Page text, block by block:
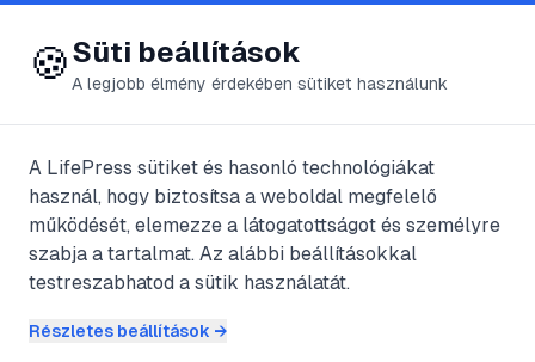
😍 LifePress
@Ronika
2022. június 8. 3 perc olvasás
Mit együnk a
terhesség utolsó
🍪Süti beállítások
A legjobb élmény érdekében sütiket használunk
A LifePress sütiket és hasonló technológiákat
használ, hogy biztosítsa a weboldal megfelelő
működését, elemezze a látogatottságot és személyre
szabja a tartalmat. Az alábbi beállításokkal
testreszabhatod a sütik használatát.
Részletes beállítások →